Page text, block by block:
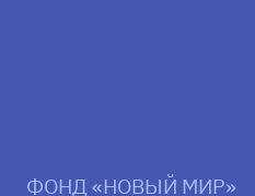
ФОНД «НОВЫЙ МИР»